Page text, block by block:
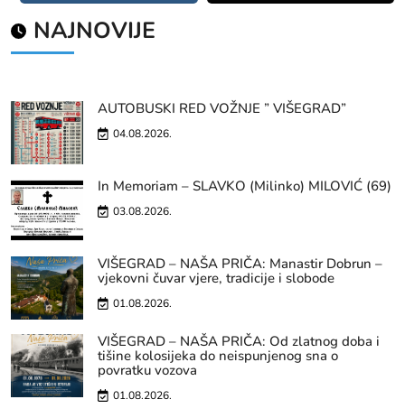
NAJNOVIJE
AUTOBUSKI RED VOŽNJE ” VIŠEGRAD”
04.08.2026.
In Memoriam – SLAVKO (Milinko) MILOVIĆ (69)
03.08.2026.
VIŠEGRAD – NAŠA PRIČA: Manastir Dobrun –
vjekovni čuvar vjere, tradicije i slobode
01.08.2026.
VIŠEGRAD – NAŠA PRIČA: Od zlatnog doba i
tišine kolosijeka do neispunjenog sna o
povratku vozova
01.08.2026.